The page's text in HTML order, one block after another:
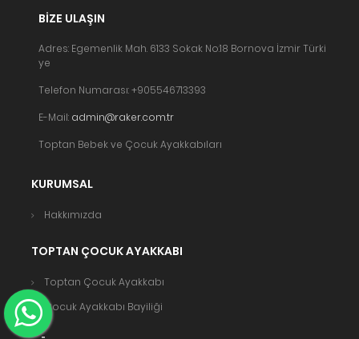
BIZE ULAŞIN
Adres: Egemenlik Mah. 6133 Sokak No:18 Bornova İzmir Türki
ye
Telefon Numarası: +905546713393
E-Mail: admin@raker.com.tr
Toptan Bebek ve Çocuk Ayakkabıları
KURUMSAL
Hakkımızda
TOPTAN ÇOCUK AYAKKABI
Toptan Çocuk Ayakkabı
Çocuk Ayakkabı Bayiliği